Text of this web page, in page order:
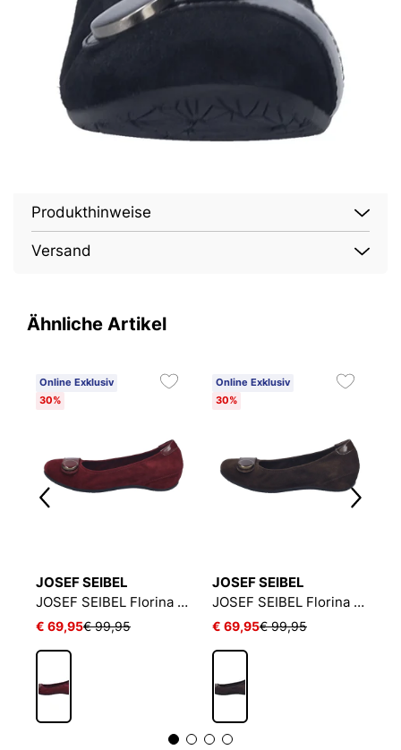
Produkthinweise
Versand
Ähnliche Artikel
Online Exklusiv
30%
JOSEF SEIBEL
JOSEF SEIBEL Florina 06 | Ballerina für Damen | Rot
€ 69,95€ 99,95
Online Exklusiv
30%
JOSEF SEIBEL
JOSEF SEIBEL Florina 06 | Ballerina für Damen | Braun
€ 69,95€ 99,95